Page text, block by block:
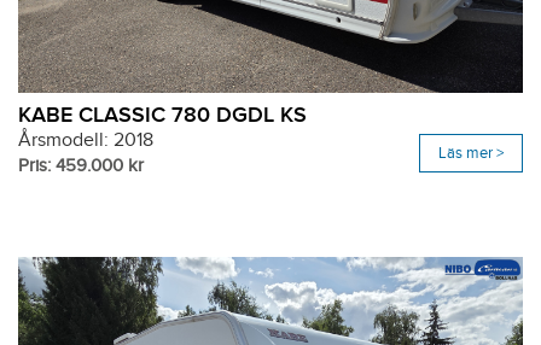
KABE CLASSIC 780 DGDL KS
Årsmodell: 2018
Pris: 459.000 kr
Läs mer >